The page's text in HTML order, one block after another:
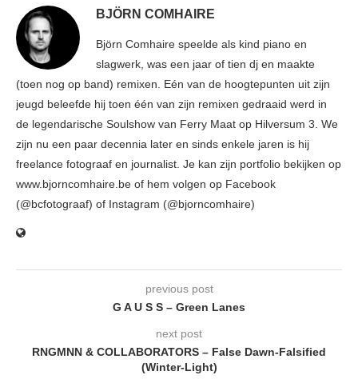
BJÖRN COMHAIRE
Björn Comhaire speelde als kind piano en
slagwerk, was een jaar of tien dj en maakte
(toen nog op band) remixen. Eén van de hoogtepunten uit zijn
jeugd beleefde hij toen één van zijn remixen gedraaid werd in
de legendarische Soulshow van Ferry Maat op Hilversum 3. We
zijn nu een paar decennia later en sinds enkele jaren is hij
freelance fotograaf en journalist. Je kan zijn portfolio bekijken op
www.bjorncomhaire.be of hem volgen op Facebook
(@bcfotograaf) of Instagram (@bjorncomhaire)
previous post
G A U S S – Green Lanes
next post
RNGMNN & COLLABORATORS – False Dawn-Falsified
(Winter-Light)